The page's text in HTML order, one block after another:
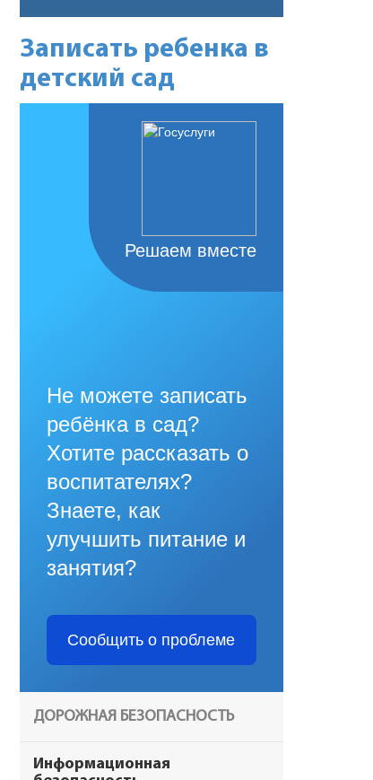
Записать ребенка в
детский сад
Решаем вместе
Не можете записать
ребёнка в сад?
Хотите рассказать о
воспитателях?
Знаете, как
улучшить питание и
занятия?
Сообщить о проблеме
ДОРОЖНАЯ БЕЗОПАСНОСТЬ
Информационная